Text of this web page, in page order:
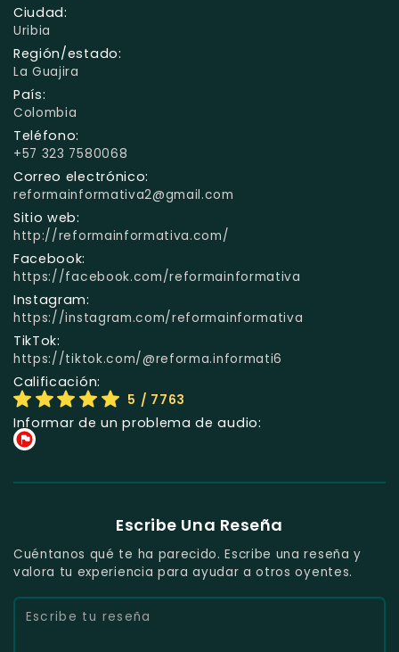
Ciudad:
Uribia
Región/estado:
La Guajira
País:
Colombia
Teléfono:
+57 323 7580068
Correo electrónico:
reformainformativa2@gmail.com
Sitio web:
http://reformainformativa.com/
Facebook:
https://facebook.com/reformainformativa
Instagram:
https://instagram.com/reformainformativa
TikTok:
https://tiktok.com/@reforma.informati6
Calificación:
5 / 7763
Informar de un problema de audio:
Escribe Una Reseña
Cuéntanos qué te ha parecido. Escribe una reseña y
valora tu experiencia para ayudar a otros oyentes.